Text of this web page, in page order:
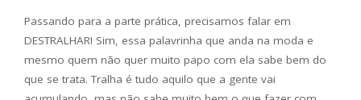
Passando para a parte prática, precisamos falar em
DESTRALHAR! Sim, essa palavrinha que anda na moda e
mesmo quem não quer muito papo com ela sabe bem do
que se trata. Tralha é tudo aquilo que a gente vai